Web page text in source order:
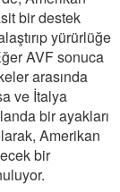
bir destek
yürürlüğe
AVF sonuca
arasında
ve İtalya
bir ayakları
Amerikan
bir